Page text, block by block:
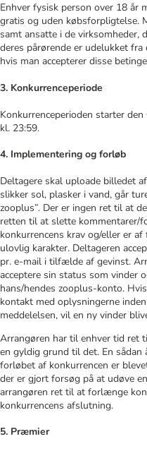
Enhver fysisk person over 18 år
gratis og uden købsforpligtelse.
samt ansatte i de virksomheder,
deres pårørende er udelukket
hvis man accepterer disse
3. Konkurrenceperiode
Konkurrenceperioden starter
kl. 23:59.
4. Implementering og forløb
Deltagere skal uploade billedet
slikker sol, plasker i vand, går
zooplus”. Der er ingen ret til at
retten til at slette kommentarer/
konkurrencens krav og/eller er
ulovlig karakter. Deltageren
pr. e-mail i tilfælde af gevinst.
acceptere sin status som vinder
hans/hendes zooplus-konto.
kontakt med oplysningerne
meddelelsen, vil en ny vinder
Arrangøren har til enhver tid ret
en gyldig grund til det. En
forløbet af konkurrencen er
der er gjort forsøg på at udøve
arrangøren ret til at forlænge
konkurrencens afslutning.
5. Præmier